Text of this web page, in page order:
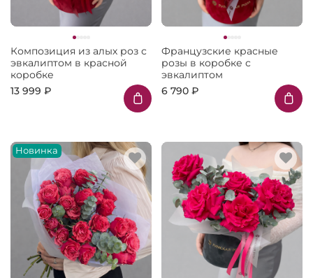
Композиция из алых роз с
эвкалиптом в красной
коробке
13 999 ₽
Французские красные
розы в коробке с
эвкалиптом
6 790 ₽
Новинка